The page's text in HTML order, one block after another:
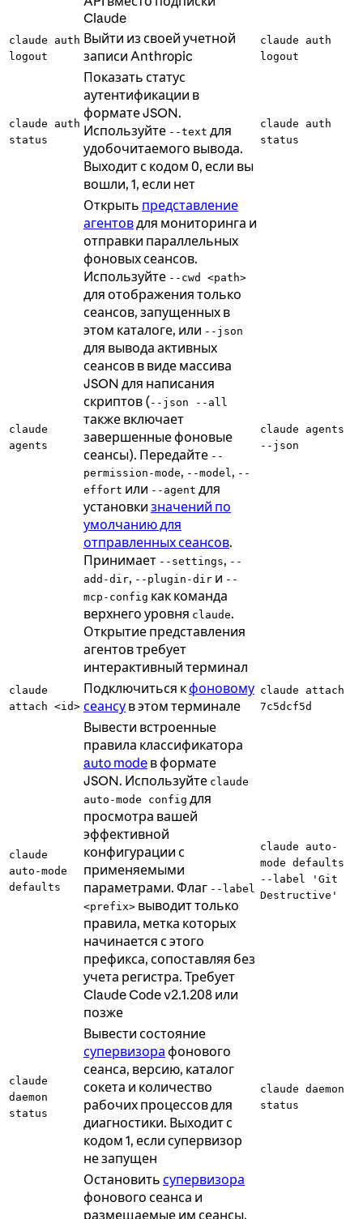
Claude
claude auth
logout
Выйти из своей учетной
записи Anthropic
claude auth
logout
claude auth
status
Показать статус
аутентификации в
формате JSON.
Используйте --text для
удобочитаемого вывода.
Выходит с кодом 0, если вы
вошли, 1, если нет
claude auth
status
claude
agents
Открыть представление
агентовдля мониторинга и
отправки параллельных
фоновых сеансов.
Используйте --cwd <path>
для отображения только
сеансов, запущенных в
этом каталоге, или --json
для вывода активных
сеансов в виде массива
JSON для написания
скриптов (--json --all
также включает
завершенные фоновые
сеансы). Передайте --
permission-mode, --model, --
effort или --agent для
установки значений по
умолчанию для
отправленных сеансов.
Принимает --settings, --
add-dir, --plugin-dir и --
mcp-config как команда
верхнего уровня claude.
Открытие представления
агентов требует
интерактивный терминал
claude agents
--json
claude
attach <id>
Подключиться кфоновому
сеансу в этом терминале
claude attach
7c5dcf5d
claude
auto-mode
defaults
Вывести встроенные
правила классификатора
auto mode в формате
JSON. Используйте claude
auto-mode config для
просмотра вашей
эффективной
конфигурации с
применяемыми
параметрами. Флаг --label
<prefix> выводит только
правила, метка которых
начинается с этого
префикса, сопоставляя без
учета регистра. Требует
Claude Code v2.1.208 или
позже
claude auto-
mode defaults
--label 'Git
Destructive'
claude
daemon
status
Вывести состояние
супервизора фонового
сеанса, версию, каталог
сокета и количество
рабочих процессов для
диагностики. Выходит с
кодом 1, если супервизор
не запущен
claude daemon
status
Остановить супервизора
фонового сеанса и
размещаемые им сеансы.